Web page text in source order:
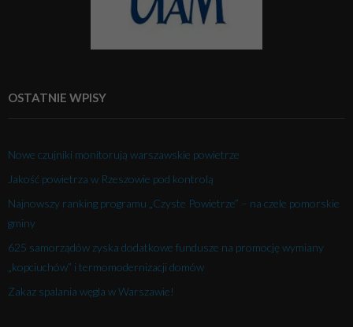
OSTATNIE WPISY
Nowe czujniki monitorują warszawskie powietrze
Jakość powietrza w Rzeszowie pod kontrolą
Najnowszy ranking programu „Czyste Powietrze” – na czele pomorskie
gminy
625 samorządów zyska dodatkowe fundusze na promocję wymiany
„kopciuchów” i termomodernizacji domów
Zakaz spalania węgla w Warszawie!